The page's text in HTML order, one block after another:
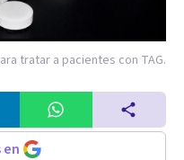
tratar a pacientes con TAG.